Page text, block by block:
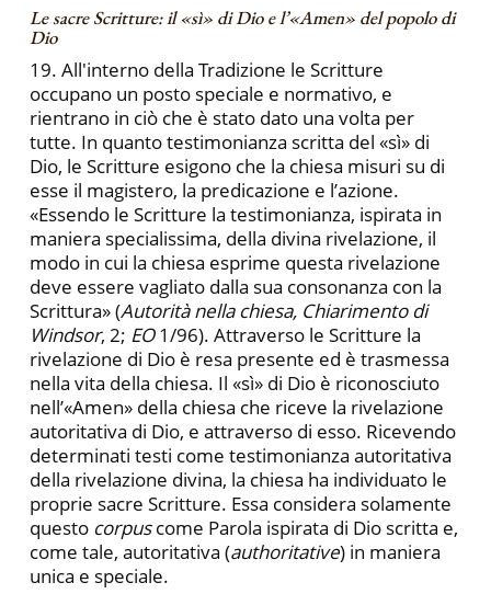
Le sacre Scritture: il «sì» di Dio e l’«Amen» del popolo di
Dio
19. All'interno della Tradizione le Scritture
occupano un posto speciale e normativo, e
rientrano in ciò che è stato dato una volta per
tutte. In quanto testimonianza scritta del «sì» di
Dio, le Scritture esigono che la chiesa misuri su di
esse il magistero, la predicazione e l’azione.
«Essendo le Scritture la testimonianza, ispirata in
maniera specialissima, della divina rivelazione, il
modo in cui la chiesa esprime questa rivelazione
deve essere vagliato dalla sua consonanza con la
Scrittura» (Autorità nella chiesa, Chiarimento di
Windsor, 2; EO1/96). Attraverso le Scritture la
rivelazione di Dio è resa presente ed è trasmessa
nella vita della chiesa. Il «sì» di Dio è riconosciuto
nell’«Amen» della chiesa che riceve la rivelazione
autoritativa di Dio, e attraverso di esso. Ricevendo
determinati testi come testimonianza autoritativa
della rivelazione divina, la chiesa ha individuato le
proprie sacre Scritture. Essa considera solamente
questo corpuscome Parola ispirata di Dio scritta e,
come tale, autoritativa (authoritative) in maniera
unica e speciale.